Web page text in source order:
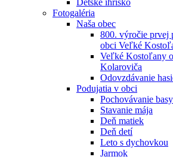
Detské ihrisko
Fotogaléria
Naša obec
800. výročie prvej
obci Veľké
Veľké Kostoľany
Kolaroviča
Odovzdávanie
Podujatia v obci
Pochovávanie basy
Stavanie mája
Deň matiek
Deň detí
Leto s dychovkou
Jarmok